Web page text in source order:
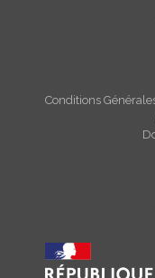
Conditions